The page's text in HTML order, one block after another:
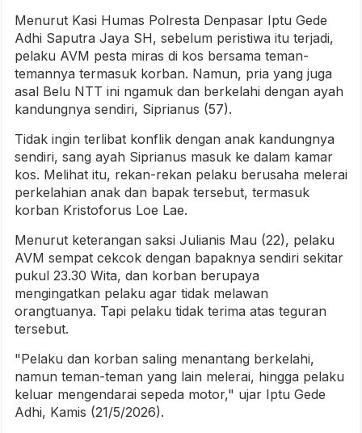
Menurut Kasi Humas Polresta Denpasar Iptu Gede
Adhi Saputra Jaya SH, sebelum peristiwa itu terjadi,
pelaku AVM pesta miras di kos bersama teman-
temannya termasuk korban. Namun, pria yang juga
asal Belu NTT ini ngamuk dan berkelahi dengan ayah
kandungnya sendiri, Siprianus (57).
Tidak ingin terlibat konflik dengan anak kandungnya
sendiri, sang ayah Siprianus masuk ke dalam kamar
kos. Melihat itu, rekan-rekan pelaku berusaha melerai
perkelahian anak dan bapak tersebut, termasuk
korban Kristoforus Loe Lae.
Menurut keterangan saksi Julianis Mau (22), pelaku
AVM sempat cekcok dengan bapaknya sendiri sekitar
pukul 23.30 Wita, dan korban berupaya
mengingatkan pelaku agar tidak melawan
orangtuanya. Tapi pelaku tidak terima atas teguran
tersebut.
"Pelaku dan korban saling menantang berkelahi,
namun teman-teman yang lain melerai, hingga pelaku
keluar mengendarai sepeda motor," ujar Iptu Gede
Adhi, Kamis (21/5/2026).